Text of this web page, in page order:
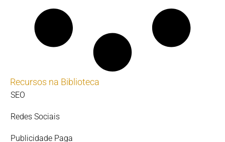
Recursos na Biblioteca
SEO
Redes Sociais
Publicidade Paga